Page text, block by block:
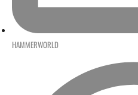
HAMMERWORLD